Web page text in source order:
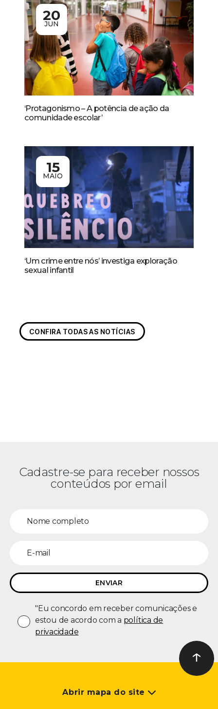
20
JUN
‘Protagonismo – A potência de ação da
comunidade escolar’
15
MAIO
‘Um crime entre nós’ investiga exploração
sexual infantil
CONFIRA TODAS AS NOTÍCIAS
Cadastre-se para receber nossos
conteúdos por email
"Eu concordo em receber comunicações e
estou de acordo com a política de
privacidade
Ir ao
↑
Abrir mapa do site